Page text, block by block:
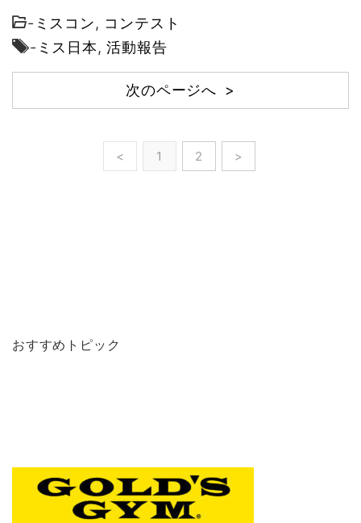
- ミスコン, コンテスト
- ミス日本,活動報告
次のページへ >
< 1 2 >
おすすめトピック